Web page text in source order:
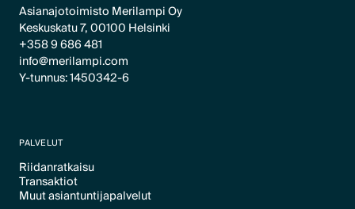
Asianajotoimisto Merilampi Oy
Keskuskatu 7, 00100 Helsinki
+358 9 686 481
info@merilampi.com
Y-tunnus: 1450342-6
PALVELUT
Riidanratkaisu
Text Link
Transaktiot
Text Link
Muut asiantuntijapalvelut